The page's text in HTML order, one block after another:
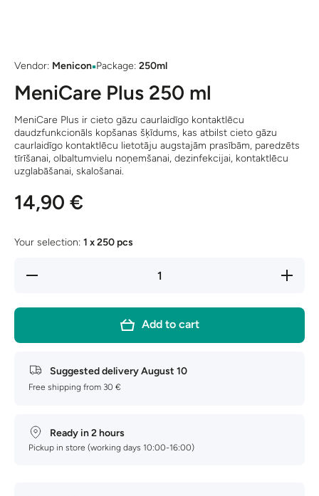
Vendor: Menicon▪Package: 250ml
MeniCare Plus 250 ml
MeniCare Plus ir cieto gāzu caurlaidīgo kontaktlēcu
daudzfunkcionāls kopšanas šķīdums, kas atbilst cieto gāzu
caurlaidīgo kontaktlēcu lietotāju augstajām prasībām, paredzēts
tīrīšanai, olbaltumvielu noņemšanai, dezinfekcijai, kontaktlēcu
uzglabāšanai, skalošanai.
14,90 €
Your selection: 1 x 250 pcs
Decrease
Increase
quantity
Plus 250
Add to cart
Suggested deliveryAugust 10
Free shipping from 30 €
Ready in 2 hours
Pickup in store (working days 10:00-16:00)